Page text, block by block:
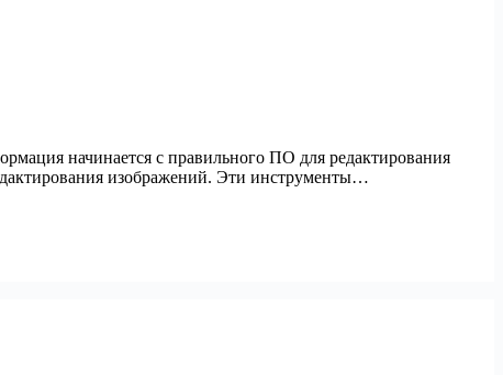
начинается с правильного ПО для редактирования
изображений. Эти инструменты…